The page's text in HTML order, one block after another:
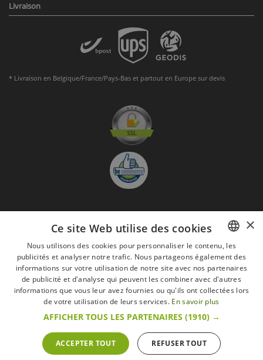
Livraison
* Livraison en Belgique/France/Pays-Bas et partout en Europe sur devis
S'abonner à la Newsletter
Je suis d'accord avec les Mentions légales
Toutes les marques Conditions générales
Mentions légales
Retour & Droit de rétractation
FAQ Recrutement
s'entendent toutes taxes comprises.
Conformément au livre VI « Pratiques du marché et protection du consommateur » du
Code belge de droit économique.
Le Client agissant en tant que consommateur dispose d’un droit de
FRENCH
DUTCH
×
Ce site Web utilise des cookies
Nous utilisons des cookies pour personnaliser le contenu, les
publicités et analyser notre trafic. Nous partageons également des
informations sur votre utilisation de notre site avec nos partenaires
de publicité et d'analyse qui peuvent les combiner avec d'autres
informations que vous leur avez fournies ou qu'ils ont collectées lors
de votre utilisation de leurs services. En savoir plus
AFFICHER TOUS LES PARTENAIRES (1910) →
ACCEPTER TOUT REFUSER TOUT